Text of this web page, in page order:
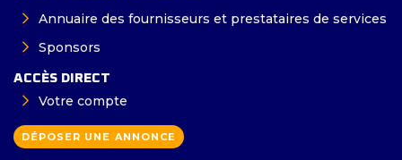
Annuaire des fournisseurs et prestataires de services
Sponsors
ACCÈS DIRECT
Votre compte
DÉPOSER UNE ANNONCE